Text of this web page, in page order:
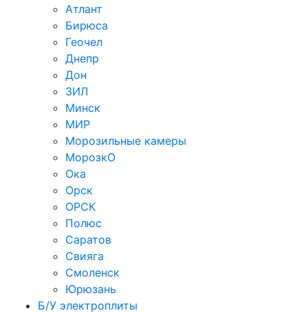
Атлант
Бирюса
Геочел
Днепр
Дон
ЗИЛ
Минск
МИР
Морозильные камеры
МорозкО
Ока
Орск
ОРСК
Полюс
Саратов
Свияга
Смоленск
Юрюзань
Б/У электроплиты